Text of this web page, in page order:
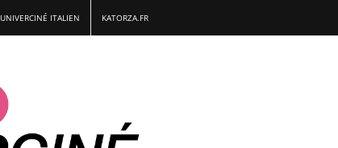
UNIVERCINÉ ITALIEN KATORZA.FR